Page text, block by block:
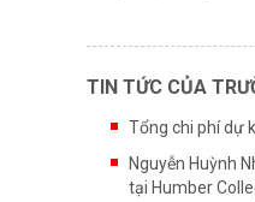
TIN TỨC CỦA
Tổng chi phí dự
Nguyễn Huỳnh
tại Humber